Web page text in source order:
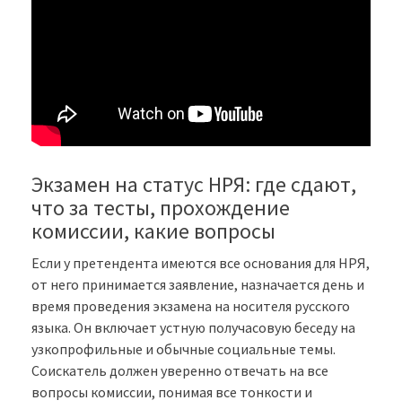
Экзамен на статус НРЯ: где сдают,
что за тесты, прохождение
комиссии, какие вопросы
Если у претендента имеются все основания для НРЯ,
от него принимается заявление, назначается день и
время проведения экзамена на носителя русского
языка. Он включает устную получасовую беседу на
узкопрофильные и обычные социальные темы.
Соискатель должен уверенно отвечать на все
вопросы комиссии, понимая все тонкости и